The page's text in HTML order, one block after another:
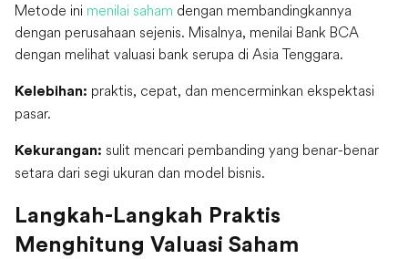
Metode ini menilai saham dengan membandingkannya
dengan perusahaan sejenis. Misalnya, menilai Bank BCA
dengan melihat valuasi bank serupa di Asia Tenggara.
Kelebihan: praktis, cepat, dan mencerminkan ekspektasi
pasar.
Kekurangan: sulit mencari pembanding yang benar-benar
setara dari segi ukuran dan model bisnis.
Langkah-Langkah Praktis
Menghitung Valuasi Saham